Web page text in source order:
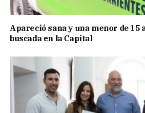
Apareció sana y una menor de 15
buscada en la Capital